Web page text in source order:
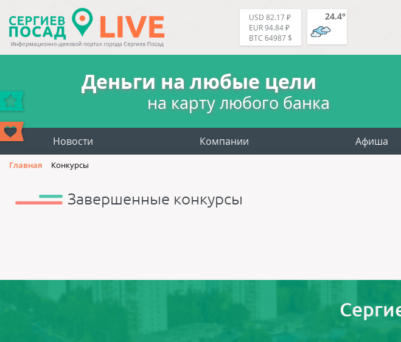
USD 82.17 ₽
EUR 94.84 ₽
BTC 64987 $
24.4°
Деньги на любые цели
на карту любого банка
Новости Компании Афиша
Главная Конкурсы
Завершенные конкурсы